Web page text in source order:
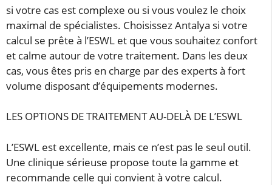
si votre cas est complexe ou si vous voulez le choix
maximal de spécialistes. Choisissez Antalya si votre
calcul se prête à l’ESWL et que vous souhaitez confort
et calme autour de votre traitement. Dans les deux
cas, vous êtes pris en charge par des experts à fort
volume disposant d’équipements modernes.
LES OPTIONS DE TRAITEMENT AU-DELÀ DE L’ESWL
L’ESWL est excellente, mais ce n’est pas le seul outil.
Une clinique sérieuse propose toute la gamme et
recommande celle qui convient à votre calcul.